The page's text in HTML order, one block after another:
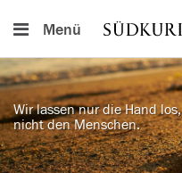
Menü
Wir lassen nur die Hand los,
nicht den Menschen.